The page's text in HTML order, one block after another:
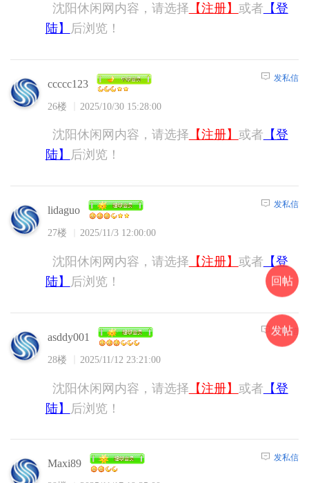
沈阳休闲网内容，请选择 【注册】 或者 【登
陆】
后浏览！
ccccc123
26楼 2025/10/30 15:28:00
发私信
沈阳休闲网内容，请选择 【注册】 或者 【登
陆】
后浏览！
lidaguo
27楼 2025/11/3 12:00:00
发私信
沈阳休闲网内容，请选择 【注册】 或者 【登
陆】
后浏览！
asddy001
28楼 2025/11/12 23:21:00
发私信
沈阳休闲网内容，请选择 【注册】 或者 【登
陆】
后浏览！
Maxi89 发私信
回帖
发帖